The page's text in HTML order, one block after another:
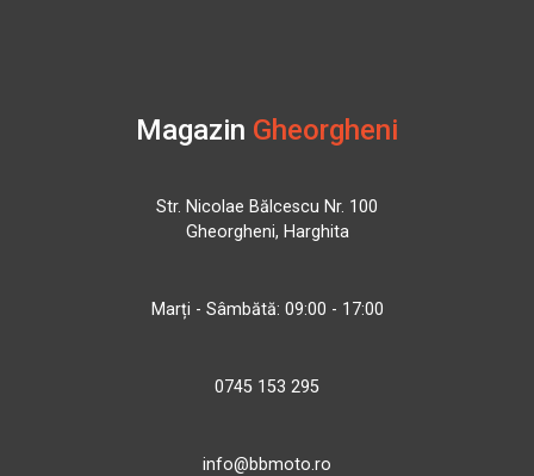
Magazin Gheorgheni
Str. Nicolae Bălcescu Nr. 100
Gheorgheni, Harghita
Marți - Sâmbătă: 09:00 - 17:00
0745 153 295
info@bbmoto.ro